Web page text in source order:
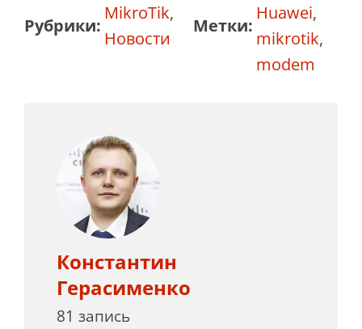
Рубрики:
MikroTik,
Новости
Метки:
Huawei,
mikrotik,
modem
Константин
Герасименко
81 запись